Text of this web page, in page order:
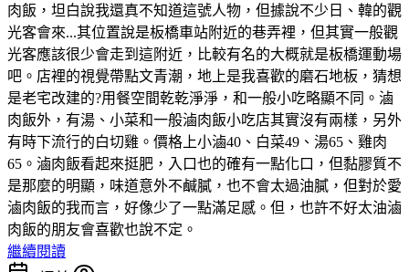
肉飯，坦白說我還真不知道這號人物，但據說不少日、韓的觀
光客會來...其位置說是板橋車站附近的巷弄裡，但其實一般觀
光客應該很少會走到這附近，比較有名的大概就是板橋運動場
吧。店裡的視覺帶點文青潮，地上是我喜歡的磨石地板，猜想
是老宅改建的?用餐空間乾乾淨淨，和一般小吃略顯不同。滷
肉飯外，有湯、小菜和一般滷肉飯小吃店其實沒有兩樣，另外
有時下流行的白切雞。價格上小滷40、白菜49、湯65、雞肉
65。滷肉飯看起來挺肥，入口也的確有一點化口，但黏膠質不
是那麼的明顯，味道意外不鹹膩，也不會太過油膩，但對於愛
滷肉飯的我而言，好像少了一點滿足感。但，也許不好太油滷
肉飯的朋友會喜歡也說不定。
繼續閱讀